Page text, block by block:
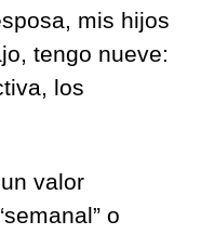
mis hijos
tengo nueve:
los
valor
o